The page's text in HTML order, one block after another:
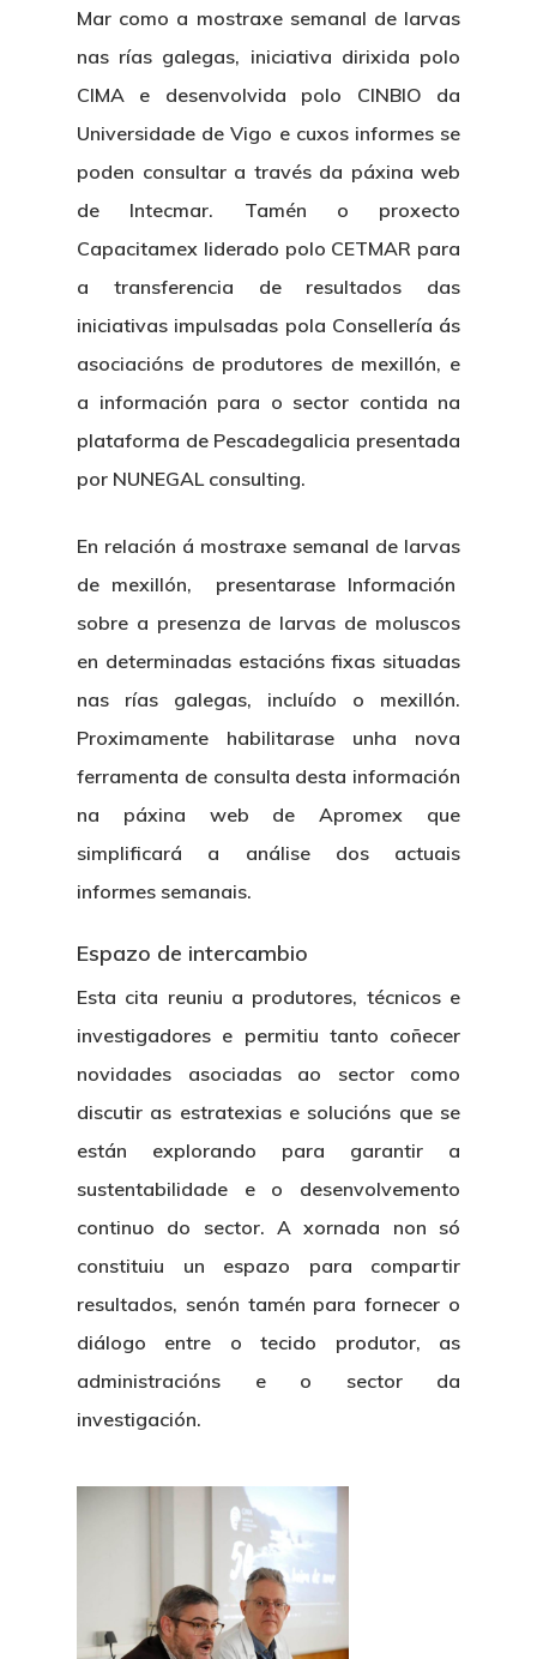
Mar como a mostraxe semanal de larvas
nas rías galegas, iniciativa dirixida polo
CIMA e desenvolvida polo CINBIO da
Universidade de Vigo e cuxos informes se
poden consultar a través da páxina web
de Intecmar. Tamén o proxecto
Capacitamex liderado polo CETMAR para
a transferencia de resultados das
iniciativas impulsadas pola Consellería ás
asociacións de produtores de mexillón, e
a información para o sector contida na
plataforma de Pescadegalicia presentada
por NUNEGAL consulting.
En relación á mostraxe semanal de larvas
de mexillón, presentarase Información
sobre a presenza de larvas de moluscos
en determinadas estacións fixas situadas
nas rías galegas, incluído o mexillón.
Proximamente habilitarase unha nova
ferramenta de consulta desta información
na páxina web de Apromex que
simplificará a análise dos actuais
informes semanais.
Espazo de intercambio
Esta cita reuniu a produtores, técnicos e
investigadores e permitiu tanto coñecer
novidades asociadas ao sector como
discutir as estratexias e solucións que se
están explorando para garantir a
sustentabilidade e o desenvolvemento
continuo do sector. A xornada non só
constituiu un espazo para compartir
resultados, senón tamén para fornecer o
diálogo entre o tecido produtor, as
administracións e o sector da
investigación.